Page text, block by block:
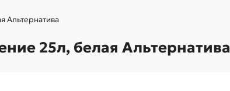
Альтернатива
25л, белая Альтернатива